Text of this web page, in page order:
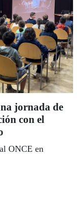
jornada de
con el
ONCE en